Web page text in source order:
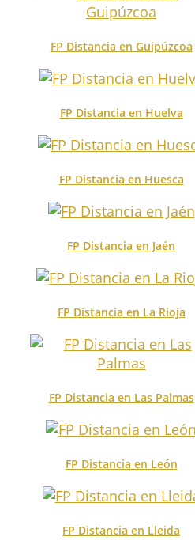
FP Distancia en Guipúzcoa
FP Distancia en Huelva
FP Distancia en Huesca
FP Distancia en Jaén
FP Distancia en La Rioja
FP Distancia en Las Palmas
FP Distancia en León
FP Distancia en Lleida